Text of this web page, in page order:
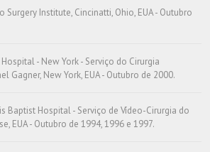
Surgery Institute, Cincinatti, Ohio, EUA - Outubro
- New York - Serviço do Cirurgia
Gagner, New York, EUA - Outubro de 2000.
Baptist Hospital - Serviço de Vídeo-Cirurgia do
EUA - Outubro de 1994, 1996 e 1997.